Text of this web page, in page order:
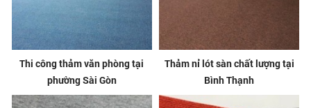
Thi công thảm văn phòng tại
phường Sài Gòn
Thảm nỉ lót sàn chất lượng tại
Bình Thạnh